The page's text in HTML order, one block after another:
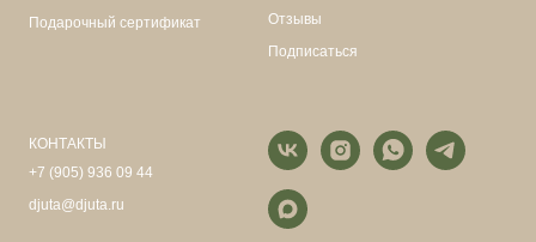
Подарочный сертификат
Отзывы
Подписаться
КОНТАКТЫ
+7 (905) 936 09 44
djuta@djuta.ru